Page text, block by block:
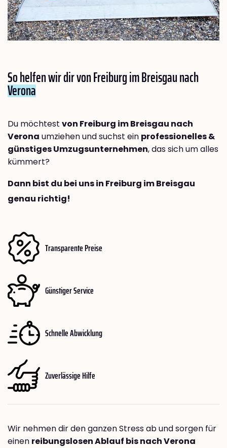
So helfen wir dir von Freiburg im Breisgau nach
Verona
Du möchtest von Freiburg im Breisgau nach
Verona umziehen und suchst ein professionelles &
günstiges Umzugsunternehmen, das sich um alles
kümmert?
Dann bist du bei uns in Freiburg im Breisgau
genau richtig!
Transparente Preise
Günstiger Service
Schnelle Abwicklung
Zuverlässige Hilfe
Wir nehmen dir den ganzen Stress ab und sorgen für
einen reibungslosen Ablauf bis nach Verona